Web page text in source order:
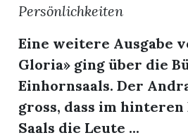
Persönlichkeiten
Eine weitere Ausgabe
Gloria» ging über die
Einhornsaals. Der
gross, dass im hinteren
Saals die Leute ...